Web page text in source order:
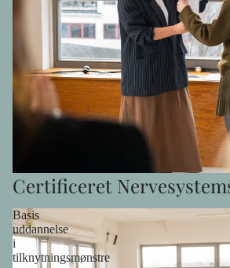
Certificeret
Basis
uddannelse
i
tilknytningsmønstre